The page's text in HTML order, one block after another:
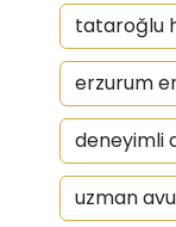
tataroğlu
erzurum
deneyimli
uzman